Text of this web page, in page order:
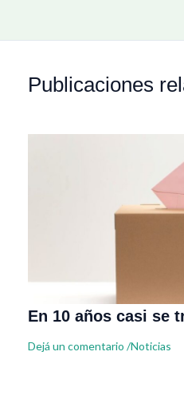
Publicaciones
En 10 años casi se
Dejá un comentario /Noticias